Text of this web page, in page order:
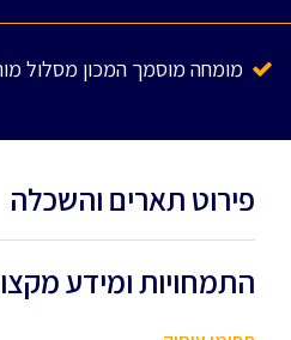
מומחה מוסמך המכון מסלול
פירוט תארים והשכלה
התמחויות ומידע